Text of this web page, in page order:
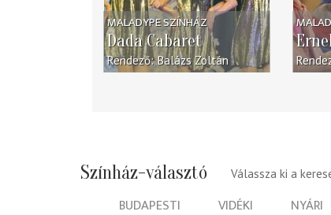
MALADYPE SZÍNHÁZ
Dada Cabaret
Rendező Balázs Zoltán
Színház-választó Válassza ki a
BUDAPESTI VIDÉKI NYÁRI